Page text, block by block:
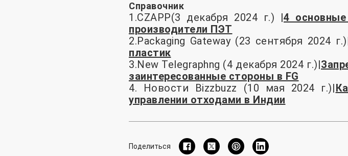
Справочник
1.CZAPP(3 декабря 2024 г.) |4
производители ПЭТ
2.Packaging Gateway (23 сентября 2024
пластик
3.New Telegraphng (4 декабря 2024 г.)|
заинтересованные стороны в FG
4. Новости Bizzbuzz (10 мая 2024 г.)|
управлении отходами в Индии
Поделиться